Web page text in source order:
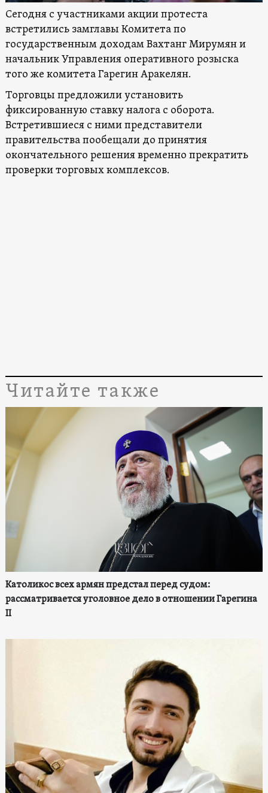
Сегодня с участниками акции протеста
встретились замглавы Комитета по
государственным доходам Вахтанг Мирумян и
начальник Управления оперативного розыска
того же комитета Гарегин Аракелян.
Торговцы предложили установить
фиксированную ставку налога с оборота.
Встретившиеся с ними представители
правительства пообещали до принятия
окончательного решения временно прекратить
проверки торговых комплексов.
Читайте также
Католикос всех армян предстал перед судом:
рассматривается уголовное дело в отношении Гарегина
II